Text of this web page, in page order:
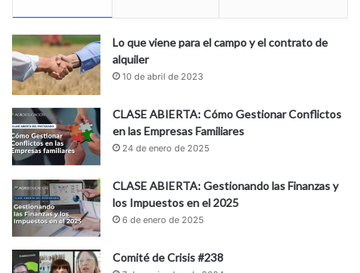
Lo que viene para el campo y el contrato de
alquiler
10 de abril de 2023
CLASE ABIERTA: Cómo Gestionar Conflictos
en las Empresas Familiares
24 de enero de 2025
CLASE ABIERTA: Gestionando las Finanzas y
los Impuestos en el 2025
6 de enero de 2025
Comité de Crisis #238